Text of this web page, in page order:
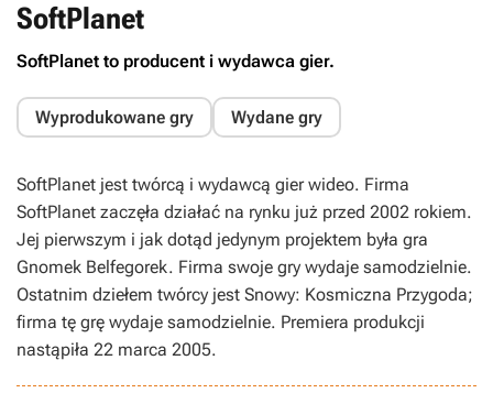
SoftPlanet
SoftPlanet to producent i wydawca gier.
Wyprodukowane gry Wydane gry
SoftPlanet jest twórcą i wydawcą gier wideo. Firma
SoftPlanet zaczęła działać na rynku już przed 2002 rokiem.
Jej pierwszym i jak dotąd jedynym projektem była gra
Gnomek Belfegorek. Firma swoje gry wydaje samodzielnie.
Ostatnim dziełem twórcy jest Snowy: Kosmiczna Przygoda;
firma tę grę wydaje samodzielnie. Premiera produkcji
nastąpiła 22 marca 2005.